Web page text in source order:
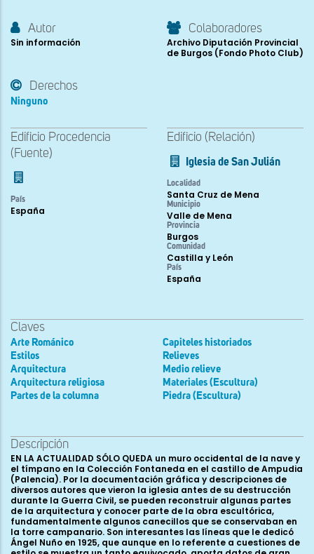
Autor
Sin información
Colaboradores
Archivo Diputación Provincial
de Burgos (Fondo Photo Club)
Derechos
Ninguno
Edificio Procedencia
(Fuente)
País
España
Edificio (Relación)
Iglesia de San Julián
Localidad
Santa Cruz de Mena
Municipio
Valle de Mena
Provincia
Burgos
Comunidad
Castilla y León
País
España
Claves
Arte Románico
Estilos
Arquitectura
Arquitectura religiosa
Partes de la columna
Capiteles historiados
Relieves
Medio relieve
Materiales (Escultura)
Piedra (Escultura)
Descripción
EN LA ACTUALIDAD SÓLO QUEDA un muro occidental de la nave y
el tímpano en la Colección Fontaneda en el castillo de Ampudia
(Palencia). Por la documentación gráfica y descripciones de
diversos autores que vieron la iglesia antes de su destrucción
durante la Guerra Civil, se pueden reconstruir algunas partes
de la arquitectura y conocer parte de la obra escultórica,
fundamentalmente algunos canecillos que se conservaban en
la torre campanario. Son interesantes las líneas que le dedicó
Ángel Nuño en 1925, que aunque en lo referente a cuestiones de